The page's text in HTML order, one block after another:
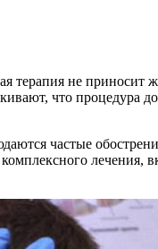
терапия не приносит
что процедура
частые
лечения,